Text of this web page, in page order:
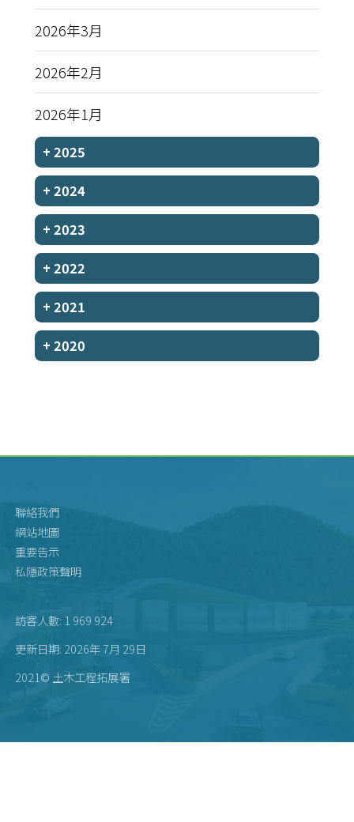
2026年3月
2026年2月
2026年1月
+ 2025
+ 2024
+ 2023
+ 2022
+ 2021
+ 2020
聯絡我們
網站地圖
重要告示
私隱政策聲明
訪客人數: 1 969 924
更新日期: 2026年 7月 29日
2021© 土木工程拓展署